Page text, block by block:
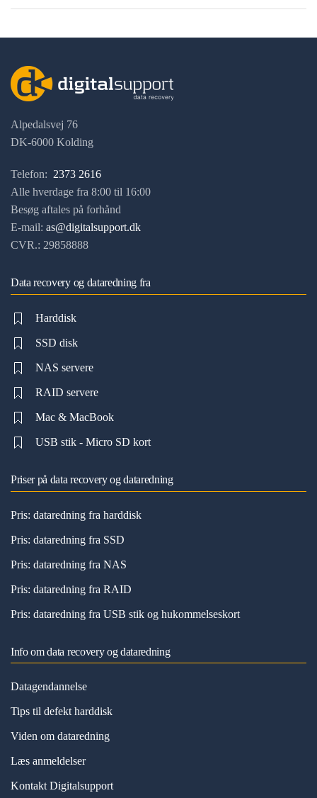
Alpedalsvej 76
DK-6000 Kolding
Telefon: 2373 2616
Alle hverdage fra 8:00 til 16:00
Besøg aftales på forhånd
E-mail: as@digitalsupport.dk
CVR.: 29858888
Data recovery og dataredning fra
Harddisk
SSD disk
NAS servere
RAID servere
Mac & MacBook
USB stik - Micro SD kort
Priser på data recovery og dataredning
Pris: dataredning fra harddisk
Pris: dataredning fra SSD
Pris: dataredning fra NAS
Pris: dataredning fra RAID
Pris: dataredning fra USB stik og hukommelseskort
Info om data recovery og dataredning
Datagendannelse
Tips til defekt harddisk
Viden om dataredning
Læs anmeldelser
Kontakt Digitalsupport